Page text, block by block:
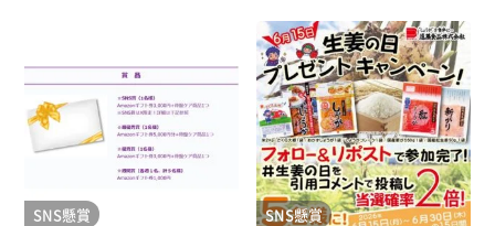
SNS懸賞 SNS懸賞